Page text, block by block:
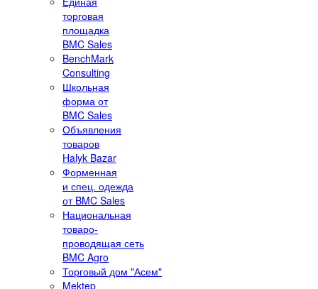
торговая
площадка
BMC Sales
BenchMark
Consulting
Школьная
форма от
BMC Sales
Объявления
товаров
Halyk Bazar
Форменная
и спец. одежда
от BMC Sales
Национальная
товаро-
проводящая сеть
BMC Agro
Торговый дом "Асем"
Mektep